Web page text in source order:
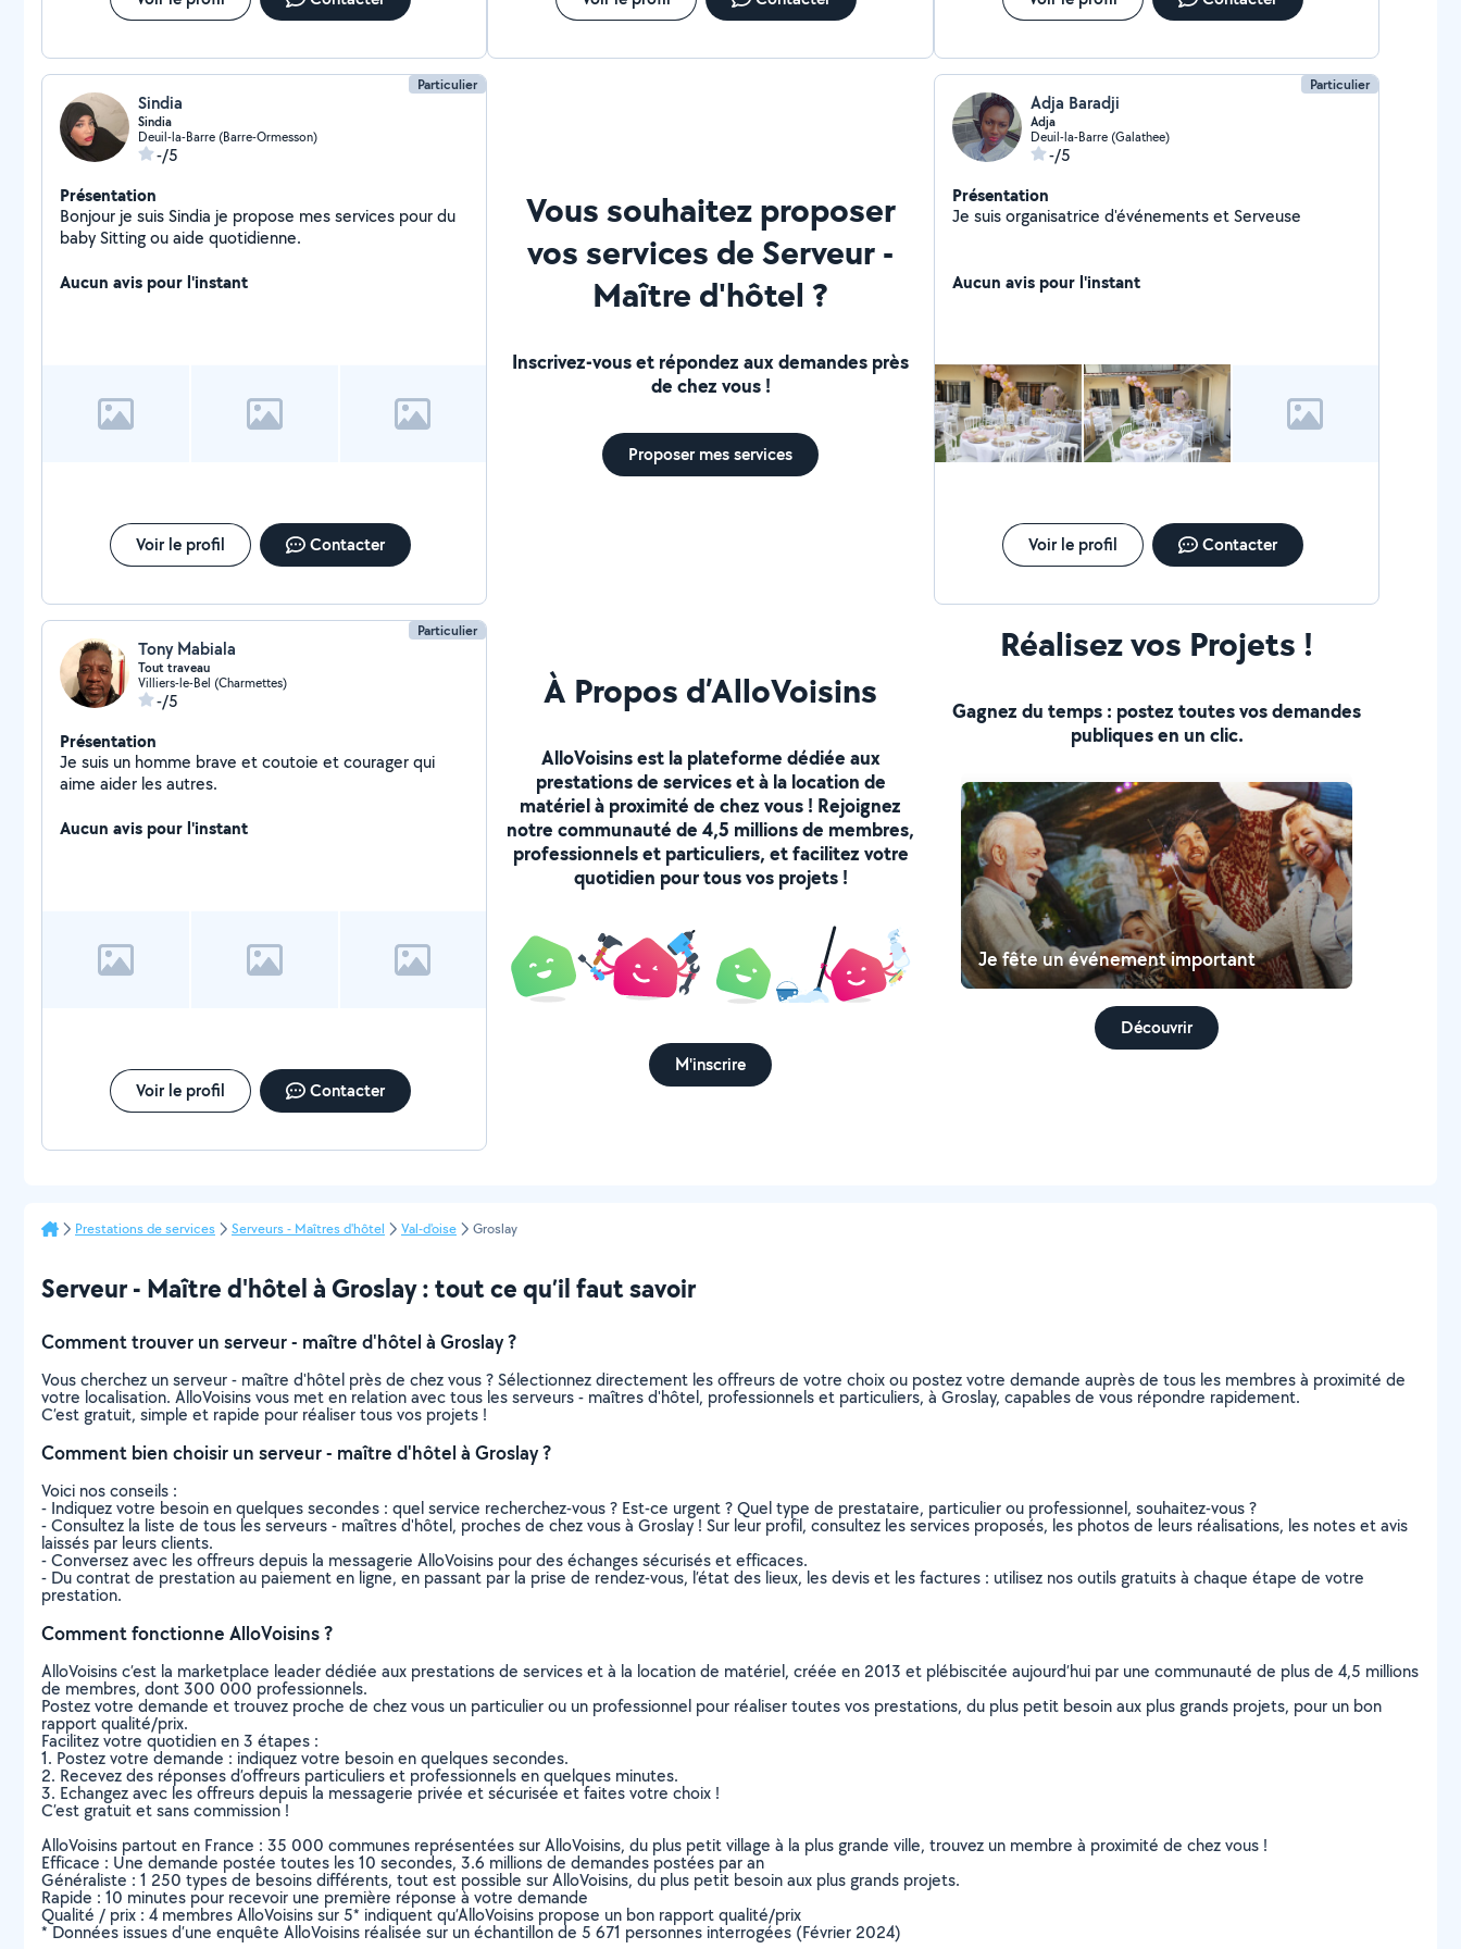
Particulier
Sindia
Sindia
Deuil-la-Barre (Barre-Ormesson)
-/5
Présentation
Bonjour je suis Sindia je propose mes services pour du
baby Sitting ou aide quotidienne.
Aucun avis pour l'instant
Voir le profil Contacter
Vous souhaitez proposer
vos services de Serveur -
Maître d'hôtel ?
Inscrivez-vous et répondez aux demandes près
de chez vous !
Proposer mes services
Particulier
Adja Baradji
Adja
Deuil-la-Barre (Galathee)
-/5
Présentation
Je suis organisatrice d'événements et Serveuse
Aucun avis pour l'instant
Voir le profil Contacter
Particulier
Tony Mabiala
Tout traveau
Villiers-le-Bel (Charmettes)
-/5
Présentation
Je suis un homme brave et coutoie et courager qui
aime aider les autres.
Aucun avis pour l'instant
Voir le profil Contacter
À Propos d’AlloVoisins
AlloVoisins est la plateforme dédiée aux
prestations de services et à la location de
matériel à proximité de chez vous ! Rejoignez
notre communauté de 4,5 millions de membres,
professionnels et particuliers, et facilitez votre
quotidien pour tous vos projets !
M'inscrire
Réalisez vos Projets !
Gagnez du temps : postez toutes vos demandes
publiques en un clic.
Je fête un événement important
Découvrir
Prestations de services Serveurs - Maîtres d'hôtel Val-d'oise Groslay
Serveur - Maître d'hôtel à Groslay : tout ce qu’il faut savoir
Comment trouver un serveur - maître d'hôtel à Groslay ?
Vous cherchez un serveur - maître d'hôtel près de chez vous ? Sélectionnez directement les offreurs de votre choix ou postez votre demande auprès de tous les membres à proximité de
votre localisation. AlloVoisins vous met en relation avec tous les serveurs - maîtres d'hôtel, professionnels et particuliers, à Groslay, capables de vous répondre rapidement.
C’est gratuit, simple et rapide pour réaliser tous vos projets !
Comment bien choisir un serveur - maître d'hôtel à Groslay ?
Voici nos conseils :
- Indiquez votre besoin en quelques secondes : quel service recherchez-vous ? Est-ce urgent ? Quel type de prestataire, particulier ou professionnel, souhaitez-vous ?
- Consultez la liste de tous les serveurs - maîtres d'hôtel, proches de chez vous à Groslay ! Sur leur profil, consultez les services proposés, les photos de leurs réalisations, les notes et avis
laissés par leurs clients.
- Conversez avec les offreurs depuis la messagerie AlloVoisins pour des échanges sécurisés et efficaces.
- Du contrat de prestation au paiement en ligne, en passant par la prise de rendez-vous, l’état des lieux, les devis et les factures : utilisez nos outils gratuits à chaque étape de votre
prestation.
Comment fonctionne AlloVoisins ?
AlloVoisins c’est la marketplace leader dédiée aux prestations de services et à la location de matériel, créée en 2013 et plébiscitée aujourd’hui par une communauté de plus de 4,5 millions
de membres, dont 300 000 professionnels.
Postez votre demande et trouvez proche de chez vous un particulier ou un professionnel pour réaliser toutes vos prestations, du plus petit besoin aux plus grands projets, pour un bon
rapport qualité/prix.
Facilitez votre quotidien en 3 étapes :
1. Postez votre demande : indiquez votre besoin en quelques secondes.
2. Recevez des réponses d’offreurs particuliers et professionnels en quelques minutes.
3. Echangez avec les offreurs depuis la messagerie privée et sécurisée et faites votre choix !
C’est gratuit et sans commission !
AlloVoisins partout en France : 35 000 communes représentées sur AlloVoisins, du plus petit village à la plus grande ville, trouvez un membre à proximité de chez vous !
Efficace : Une demande postée toutes les 10 secondes, 3.6 millions de demandes postées par an
Généraliste : 1 250 types de besoins différents, tout est possible sur AlloVoisins, du plus petit besoin aux plus grands projets.
Rapide : 10 minutes pour recevoir une première réponse à votre demande
Qualité / prix : 4 membres AlloVoisins sur 5* indiquent qu’AlloVoisins propose un bon rapport qualité/prix
* Données issues d’une enquête AlloVoisins réalisée sur un échantillon de 5 671 personnes interrogées (Février 2024)